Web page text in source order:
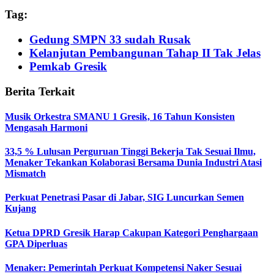
Tag:
Gedung SMPN 33 sudah Rusak
Kelanjutan Pembangunan Tahap II Tak Jelas
Pemkab Gresik
Berita Terkait
Musik Orkestra SMANU 1 Gresik, 16 Tahun Konsisten
Mengasah Harmoni
33,5 % Lulusan Perguruan Tinggi Bekerja Tak Sesuai Ilmu,
Menaker Tekankan Kolaborasi Bersama Dunia Industri Atasi
Mismatch
Perkuat Penetrasi Pasar di Jabar, SIG Luncurkan Semen
Kujang
Ketua DPRD Gresik Harap Cakupan Kategori Penghargaan
GPA Diperluas
Menaker: Pemerintah Perkuat Kompetensi Naker Sesuai